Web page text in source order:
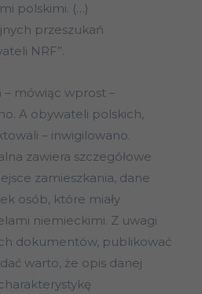
polskimi. (…)
przeszukań
NRF”.
mówiąc wprost –
A obywateli polskich,
– inwigilowano.
zawiera szczegółowe
zamieszkania, dane
osób, które miały
niemieckimi. Z uwagi
dokumentów, publikować
warto, że opis danej